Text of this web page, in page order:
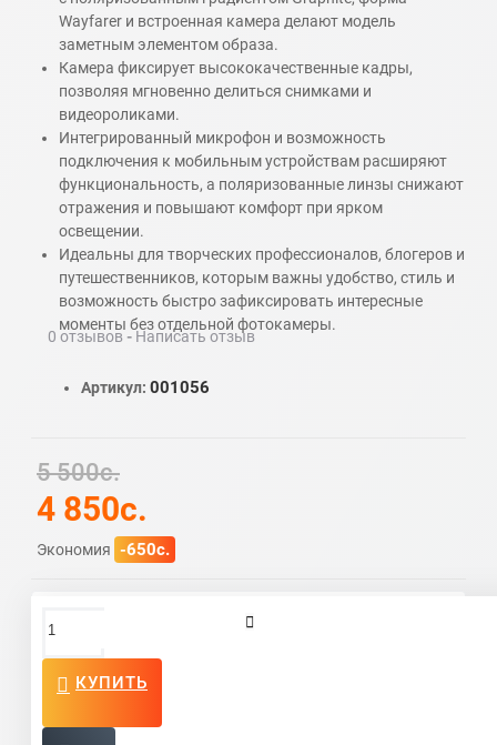
Wayfarer и встроенная камера делают модель
заметным элементом образа.
Камера фиксирует высококачественные кадры,
позволяя мгновенно делиться снимками и
видеороликами.
Интегрированный микрофон и возможность
подключения к мобильным устройствам расширяют
функциональность, а поляризованные линзы снижают
отражения и повышают комфорт при ярком
освещении.
Идеальны для творческих профессионалов, блогеров и
путешественников, которым важны удобство, стиль и
возможность быстро зафиксировать интересные
моменты без отдельной фотокамеры.
0 отзывов- Написать отзыв
5 500c.
4 850c.
Экономия -650c.
Артикул: 001056
КУПИТЬ
Написать отзыв